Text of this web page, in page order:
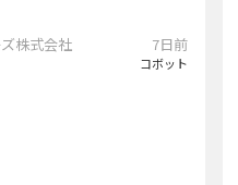
株式会社 7日前
コボット